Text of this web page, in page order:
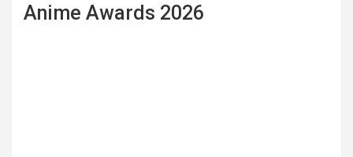
Anime Awards 2026